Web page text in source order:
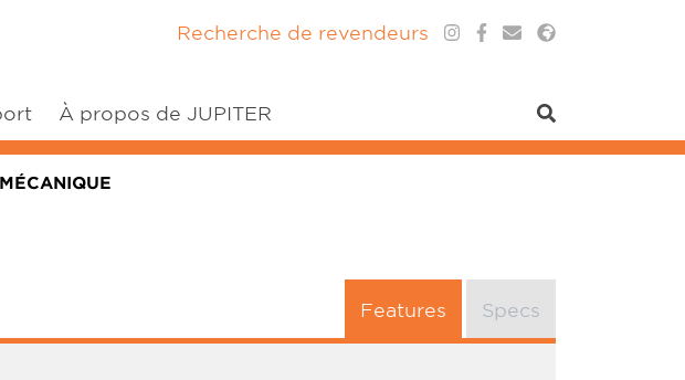
À propos de JUPITER
Recherche de revendeurs
Features Specs